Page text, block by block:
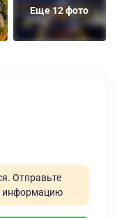
Еще 12 фото
Отправьте
информацию